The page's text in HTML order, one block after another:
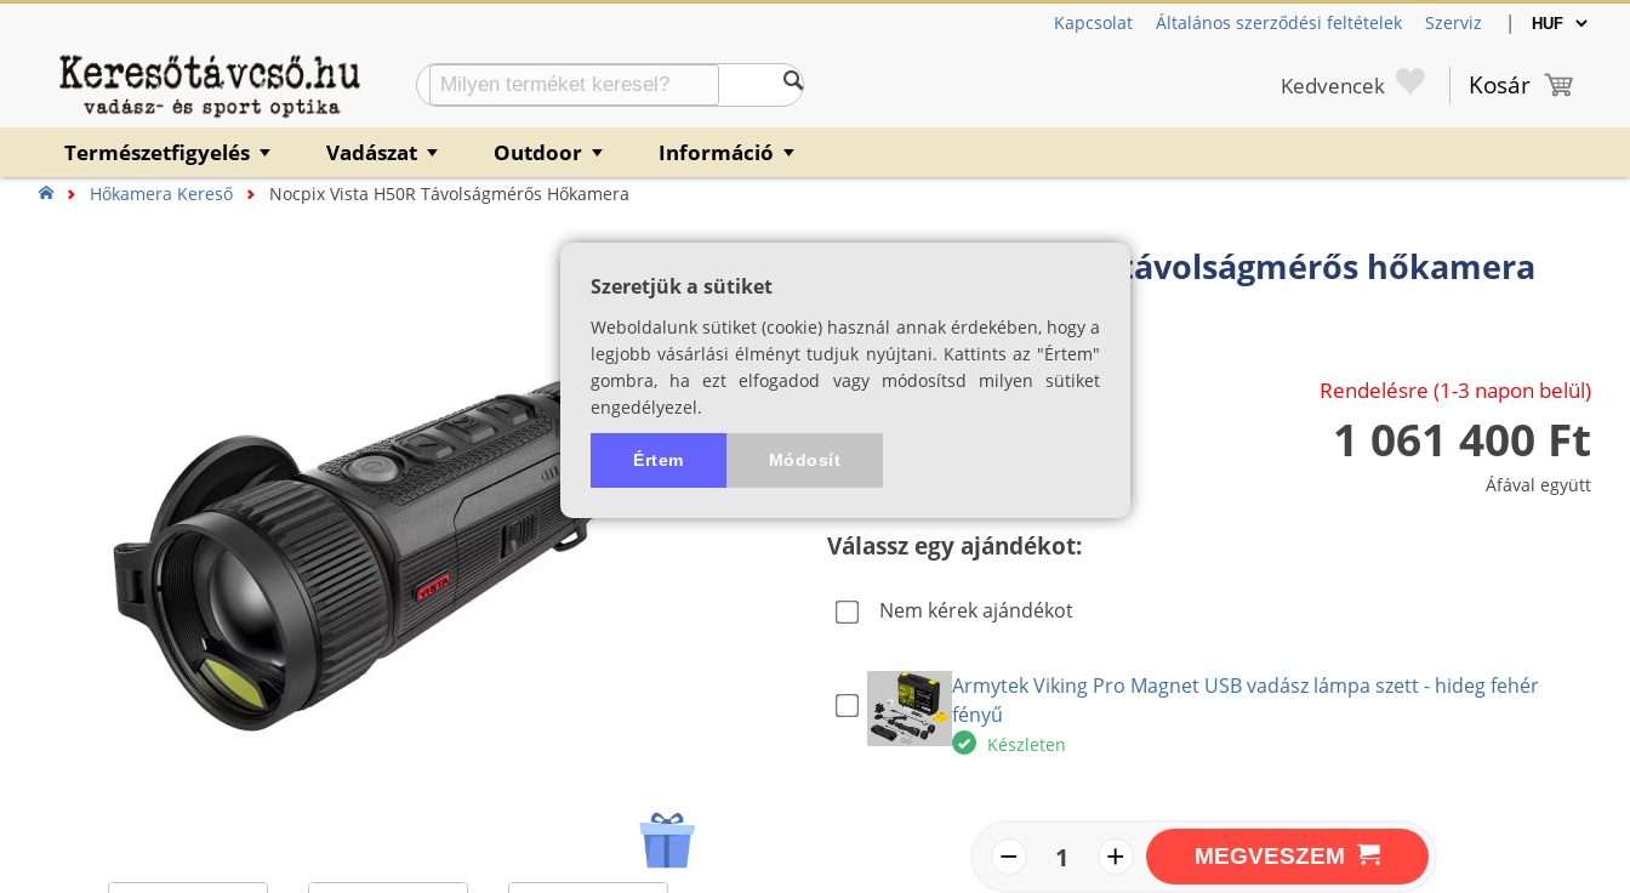
Kapcsolat Általános szerződési feltételek Szerviz |
Kedvencek Kosár
Természetfigyelés ▼ Vadászat ▼ Outdoor ▼ Információ ▼
Hőkamera Kereső Nocpix Vista H50R Távolságmérős Hőkamera
Nocpix Vista H50R távolságmérős hőkamera
SKU: 04526
Rendelésre (1-3 napon belül)
1 061 400 Ft
Áfával együtt
Válassz egy ajándékot:
Nem kérek ajándékot
Armytek Viking Pro Magnet USB vadász lámpa szett - hideg fehér
fényű
Készleten
− 1 + MEGVESZEM
Szeretjük a sütiket
Weboldalunk sütiket (cookie) használ annak érdekében, hogy a
legjobb vásárlási élményt tudjuk nyújtani. Kattints az "Értem"
gombra, ha ezt elfogadod vagy módosítsd milyen sütiket
engedélyezel.
Értem Módosít